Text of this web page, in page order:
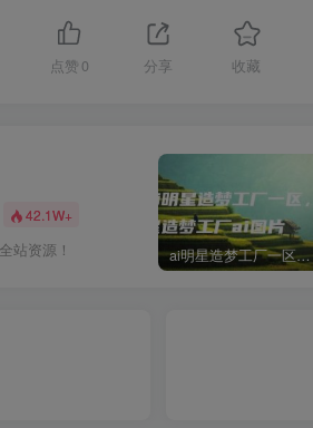
点赞 0 分享 收藏
42.1W+
站资源！ ai明星造梦工厂一区，明星造梦工厂ai图片